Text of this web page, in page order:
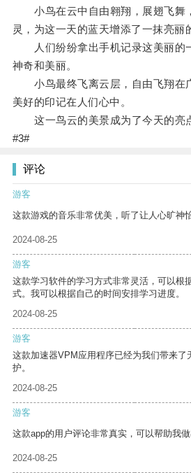
小鸟在云中自由翱翔，展翅飞舞
灵，为这一天的蓝天增添了一抹亮丽
人们纷纷拿出手机记录这美丽的
神奇和美丽。
小鸟最终飞离云层，自由飞翔在
美好的印记在人们心中。
这一鸟云的美景成为了今天的亮
#3#
评论
游客
这款游戏的音乐非常优美，听了让人心旷神怡
2024-08-25
游客
这款学习软件的学习方式非常灵活，可以根
式。我可以根据自己的时间安排学习进度。
2024-08-25
游客
这款加速器VPM应用程序已经为我们带来了
护。
2024-08-25
游客
这款app的用户评论非常真实，可以帮助我做
2024-08-25